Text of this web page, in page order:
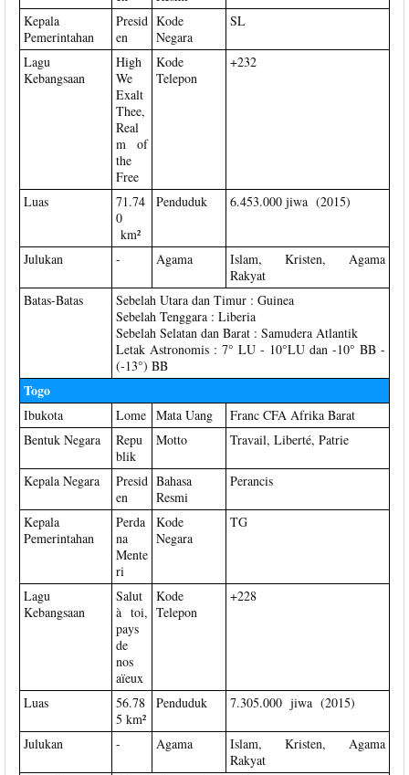
Kepala
Pemerintahan
Presid
en
Kode
Negara
SL
Lagu
Kebangsaan
High
We
Exalt
Thee,
Real
m of
the
Free
Kode
Telepon
+232
Luas
71.74
0
km²
Penduduk 6.453.000 jiwa (2015)
Julukan - Agama
Islam, Kristen, Agama
Rakyat
Batas-Batas
Sebelah Utara dan Timur : Guinea
Sebelah Tenggara : Liberia
Sebelah Selatan dan Barat : Samudera Atlantik
Letak Astronomis : 7° LU - 10°LU dan -10° BB -
(-13°) BB
Togo
Ibukota Lome Mata Uang
Franc CFA Afrika Barat
Bentuk Negara
Repu
blik
Motto Travail, Liberté, Patrie
Kepala Negara
Presid
en
Bahasa
Resmi
Perancis
Kepala
Pemerintahan
Perda
na
Mente
ri
Kode
Negara
TG
Lagu
Kebangsaan
Salut
à toi,
pays
de
nos
aïeux
Kode
Telepon
+228
Luas
56.78
5 km²
Penduduk 7.305.000 jiwa (2015)
Julukan - Agama
Islam, Kristen, Agama
Rakyat